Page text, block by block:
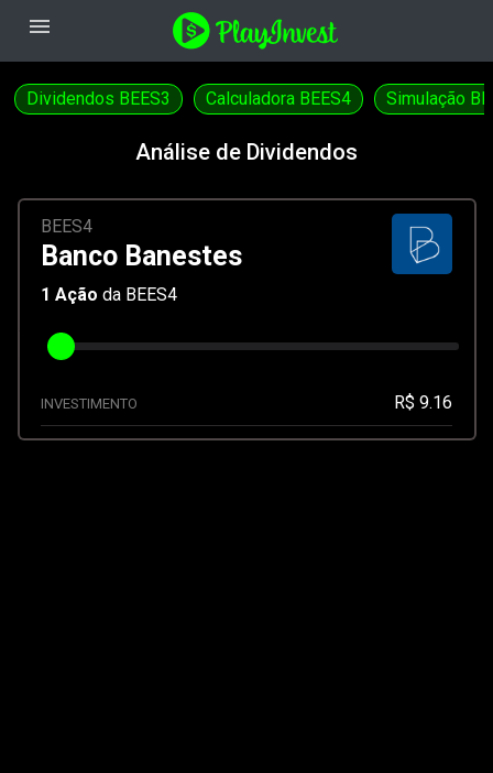
menu
Dividendos BEES3 Calculadora BEES4 Simulação
Análise de Dividendos
BEES4
Banco Banestes
1 Ação da BEES4
INVESTIMENTO R$ 9.16